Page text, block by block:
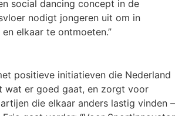
social dancing concept in de
nodigt jongeren uit om in
elkaar te ontmoeten.”
positieve initiatieven die Nederland
wat er goed gaat, en zorgt voor
die elkaar anders lastig vinden –